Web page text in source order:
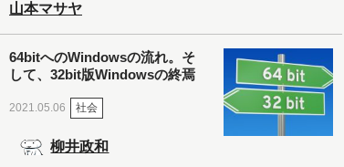
山本マサヤ
64bitへのWindowsの流れ。そ
して、32bit版Windowsの終焉
2021.05.06 社会
柳井政和